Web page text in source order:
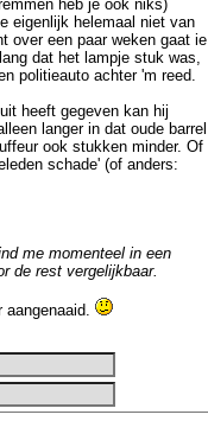
heb je ook niks)
eigenlijk helemaal niet van
over een paar weken gaat ie
dat het lampje stuk was,
politieauto achter 'm reed.
heeft gegeven kan hij
langer in dat oude barrel
ook stukken minder. Of
schade' (of anders:
me momenteel in een
de rest vergelijkbaar.